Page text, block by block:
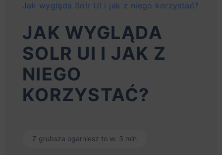
Jak wygląda Solr UI i jak z niego korzystać?
JAK WYGLĄDA
SOLR UI I JAK Z
NIEGO
KORZYSTAĆ?
Z grubsza ogarniesz to w: 3 min